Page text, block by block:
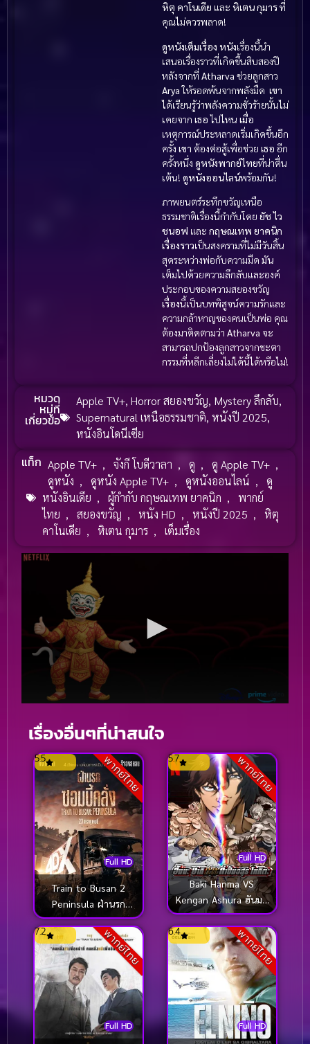
หิตุ คาโนเดีย และ หิเตน กุมารที่
คุณไม่ควรพลาด!
ดูหนังเต็มเรื่อง หนังเรื่องนี้นำ
เสนอเรื่องราวที่เกิดขึ้นสิบสองปี
หลังจากที่ Atharva ช่วยลูกสาว
Aryaให้รอดพ้นจากพลังมืด เขา
ได้เรียนรู้ว่าพลังความชั่วร้ายนั้นไม่
เคยจาก เธอไปไหน เมื่อ
เหตุการณ์ประหลาดเริ่มเกิดขึ้นอีก
ครั้ง เขา ต้องต่อสู้เพื่อช่วย เธอ อีก
ครั้งหนึ่ง ดูหนังพากย์ไทยที่น่าตื่น
เต้น! ดูหนังออนไลน์พร้อมกัน!
ภาพยนตร์ระทึกขวัญเหนือ
ธรรมชาติเรื่องนี้กำกับโดย ยัช ไว
ชนอฟ และ กฤษณเทพ ยาคนิก
เรื่องราวเป็นสงครามที่ไม่มีวันสิ้น
สุดระหว่างพ่อกับความมืด มัน
เต็มไปด้วยความลึกลับและองค์
ประกอบของความสยองขวัญ
เรื่องนี้เป็นบทพิสูจน์ความรักและ
ความกล้าหาญของคนเป็นพ่อ คุณ
ต้องมาติดตามว่า Atharva จะ
สามารถปกป้องลูกสาวจากชะตา
กรรมที่หลีกเลี่ยงไม่ได้นี้ได้หรือไม่!
หมวด
หมู่ที่
เกี่ยวข้อ
Apple TV+, Horror สยองขวัญ, Mystery ลึกลับ,
Supernatural เหนือธรรมชาติ, หนังปี 2025,
หนังอินโดนีเซีย
แท็ก Apple TV+ , จังกี โบดีวาลา , ดู , ดู Apple TV+ ,
ดูหนัง , ดูหนัง Apple TV+ , ดูหนังออนไลน์ ,
ดู
หนังอินเดีย , ผู้กำกับ กฤษณเทพ ยาคนิก ,
พากย์
ไทย , สยองขวัญ , หนัง HD , หนังปี 2025 ,
หิตุ
คาโนเดีย , หิเตน กุมาร , เต็มเรื่อง
เรื่องอื่นๆที่น่าสนใจ
พากย์ไทย
Full HD
5.5
Train to Busan 2
Peninsula ฝ่านรก
ซอมบี้คลั่ง 2 (2020)
พากย์ไทย
Full HD
5.7
Baki Hanma VS
Kengan Ashura ฮันมะ
บากิ ปะทะ กำปั้นอสูร
โทคะตะ (2024)
พากย์ไทย
Full HD
7.2 พากย์ไทย
Full HD
6.4